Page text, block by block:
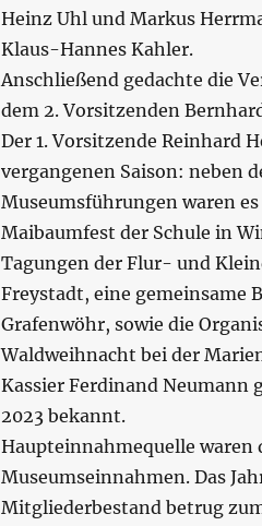
Heinz Uhl und Markus
Klaus-Hannes Kahler.
Anschließend gedachte die
dem 2. Vorsitzenden
Der 1. Vorsitzende Reinhard
vergangenen Saison: neben
Museumsführungen waren
Maibaumfest der Schule in
Tagungen der Flur- und
Freystadt, eine gemeinsame
Grafenwöhr, sowie die
Waldweihnacht bei der
Kassier Ferdinand Neumann
2023 bekannt.
Haupteinnahmequelle
Museumseinnahmen. Das
Mitgliederbestand betrug